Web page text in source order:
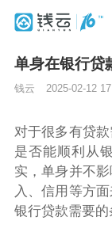
单身在银行贷
钱云 2025-02-12
对于很多有贷
是否能顺利从
实，单身并不
入、信用等方
银行贷款需要的